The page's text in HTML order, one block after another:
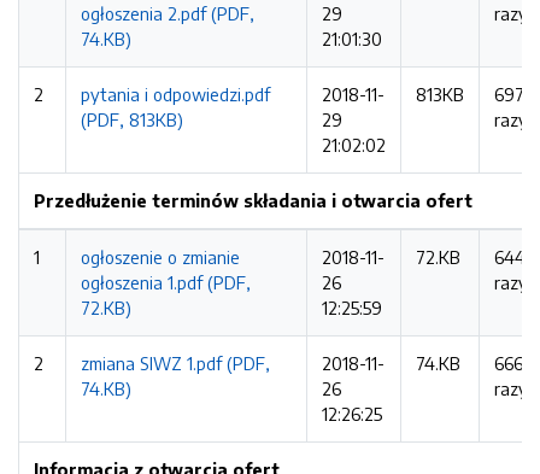
ogłoszenia 2.pdf (PDF,
74.KB)
29
21:01:30
razy
2
pytania i odpowiedzi.pdf
(PDF, 813KB)
2018-11-
29
21:02:02
813KB
697
razy
Przedłużenie terminów składania i otwarcia ofert
1
ogłoszenie o zmianie
ogłoszenia 1.pdf (PDF,
72.KB)
2018-11-
26
12:25:59
72.KB
644
razy
2
zmiana SIWZ 1.pdf (PDF,
74.KB)
2018-11-
26
12:26:25
74.KB
666
razy
Informacja z otwarcia ofert